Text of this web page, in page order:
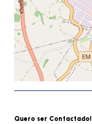
Quero ser Contactado!